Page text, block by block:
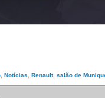
Notícias Renault, salão de